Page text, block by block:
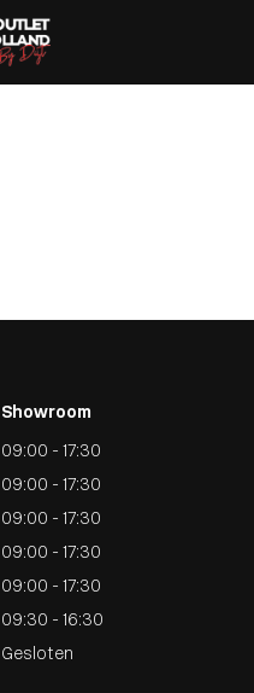
Showroom
09:00 - 17:30
09:00 - 17:30
09:00 - 17:30
09:00 - 17:30
09:00 - 17:30
09:30 - 16:30
Gesloten